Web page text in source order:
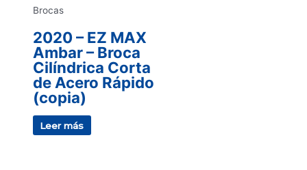
Brocas
2020 – EZ MAX
Ambar – Broca
Cilíndrica Corta
de Acero Rápido
(copia)
Leer más